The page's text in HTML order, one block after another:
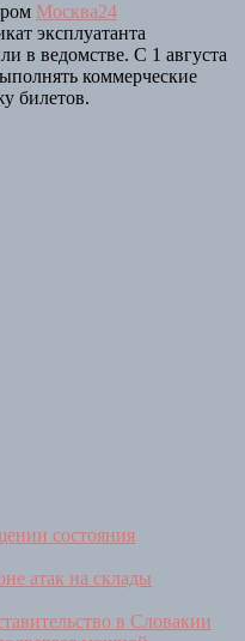
Москва24
эксплуатанта
в ведомстве. С 1 августа
коммерческие
билетов.
состояния
атак на склады
в Словакии